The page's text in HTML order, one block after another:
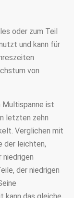
oder zum Teil
und kann für
von
Multispanne ist
letzten zehn
Verglichen mit
der leichten,
der niedrigen